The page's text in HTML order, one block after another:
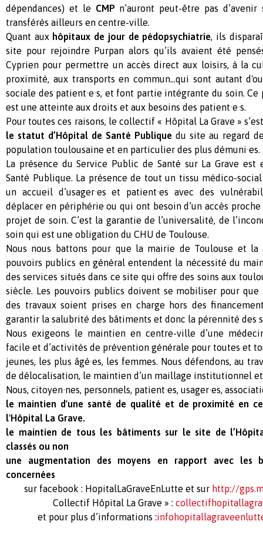
dépendances) et le CMP n’auront peut-être pas
transférés ailleurs en centre-ville.
Quant aux hôpitaux de jour de pédopsychiatrie, ils
site pour rejoindre Purpan alors qu’ils avaient été
Cyprien pour permettre un accès direct aux loisirs, à la
proximité, aux transports en commun...qui sont autant
sociale des patient·e·s, et font partie intégrante du soin.
est une atteinte aux droits et aux besoins des patient·e·s.
Pour toutes ces raisons, le collectif « Hôpital La Grave »
le statut d’Hôpital de Santé Publique du site au regard
population toulousaine et en particulier des plus démuni·es.
La présence du Service Public de Santé sur La Grave
Santé Publique. La présence de tout un tissu médico-
un accueil d’usager·es et patient·es avec des
déplacer en périphérie ou qui ont besoin d’un accès
projet de soin. C’est la garantie de l’universalité, de
soin qui est une obligation du CHU de Toulouse.
Nous nous battons pour que la mairie de Toulouse et
pouvoirs publics en général entendent la nécessité du
des services situés dans ce site qui offre des soins aux
siècle. Les pouvoirs publics doivent se mobiliser pour
des travaux soient prises en charge hors des
garantir la salubrité des bâtiments et donc la pérennité des
Nous exigeons le maintien en centre-ville d’une
facile et d’activités de prévention générale pour toutes et
jeunes, les plus âgé·es, les femmes. Nous défendons, au
de délocalisation, le maintien d’un maillage institutionnel
Nous, citoyen·nes, personnels, patient·es, usager·es,
le maintien d'une santé de qualité et de proximité en
l'Hôpital La Grave.
le maintien de tous les bâtiments sur le site de
classés ou non
une augmentation des moyens en rapport avec les
concernées
sur facebook : HopitalLaGraveEnLutte et sur http://
Collectif Hôpital La Grave » :
et pour plus d’informations :infohopital